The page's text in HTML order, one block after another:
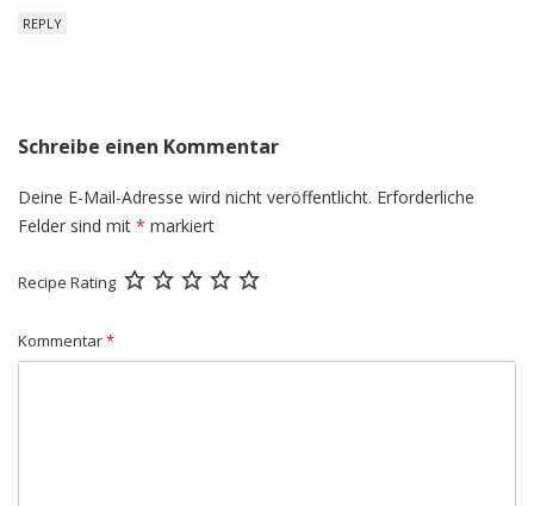
REPLY
Schreibe einen Kommentar
Deine E-Mail-Adresse wird nicht veröffentlicht. Erforderliche
Felder sind mit * markiert
Recipe Rating
Kommentar*